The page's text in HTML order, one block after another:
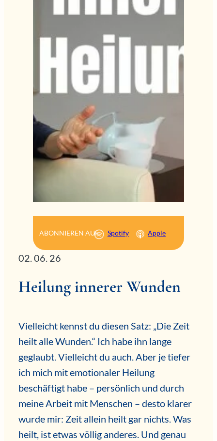
ABONNIEREN AUF Spotify Apple
02. 06. 26
Heilung innerer Wunden
Vielleicht kennst du diesen Satz: „Die Zeit
heilt alle Wunden.“ Ich habe ihn lange
geglaubt. Vielleicht du auch. Aber je tiefer
ich mich mit emotionaler Heilung
beschäftigt habe – persönlich und durch
meine Arbeit mit Menschen – desto klarer
wurde mir: Zeit allein heilt gar nichts. Was
heilt, ist etwas völlig anderes. Und genau